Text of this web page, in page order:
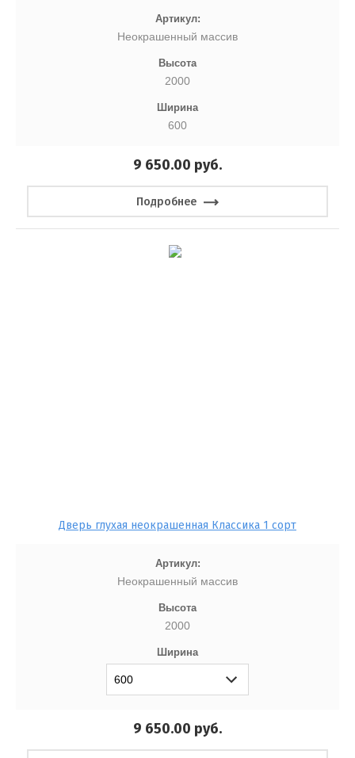
Артикул:
Неокрашенный массив
Высота
2000
Ширина
600
9 650.00 руб.
Подробнее
Дверь глухая неокрашенная Классика 1 сорт
Артикул:
Неокрашенный массив
Высота
2000
Ширина
9 650.00 руб.